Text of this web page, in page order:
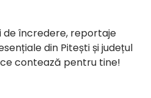
de încredere, reportaje
din Pitești și județul
contează pentru tine!